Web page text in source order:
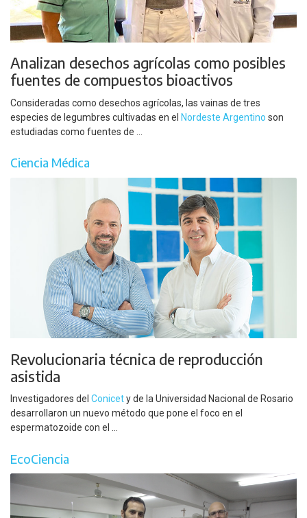
Analizan desechos agrícolas como posibles
fuentes de compuestos bioactivos
Consideradas como desechos agrícolas, las vainas de tres
especies de legumbres cultivadas en el Nordeste Argentino son
estudiadas como fuentes de ...
Ciencia Médica
Revolucionaria técnica de reproducción
asistida
Investigadores del Conicety de la Universidad Nacional de Rosario
desarrollaron un nuevo método que pone el foco en el
espermatozoide con el ...
EcoCiencia